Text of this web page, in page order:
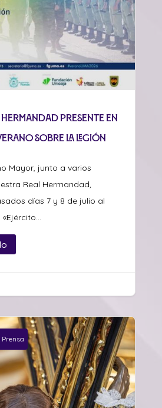
presente en
sobre La Legión
Mayor, junto a varios
Real Hermandad,
días 7 y 8 de julio al
Prensa